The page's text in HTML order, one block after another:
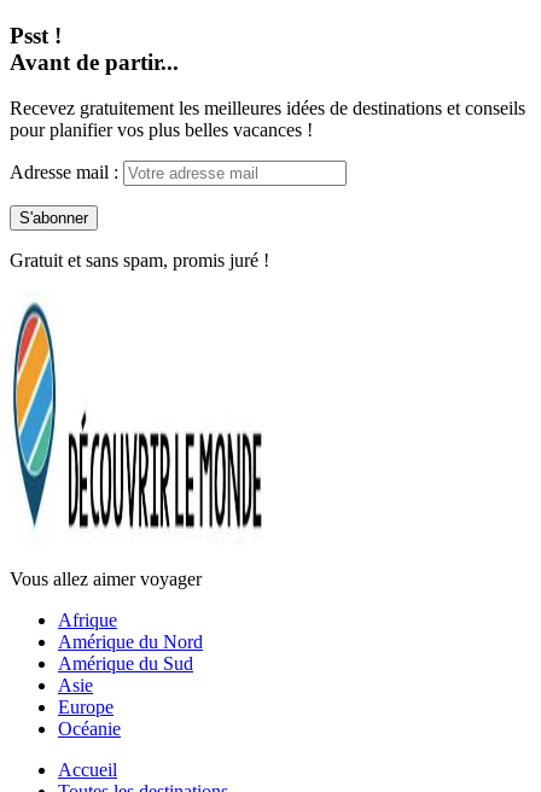
Psst !
Avant de partir...
Recevez gratuitement les meilleures idées de destinations et conseils
pour planifier vos plus belles vacances !
Adresse mail :
Gratuit et sans spam, promis juré !
Vous allez aimer voyager
Afrique
Amérique du Nord
Amérique du Sud
Asie
Europe
Océanie
Accueil